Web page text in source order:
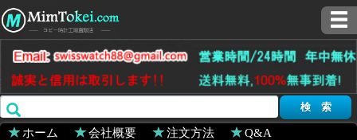
ホーム 会社概要 注文方法
Q&A